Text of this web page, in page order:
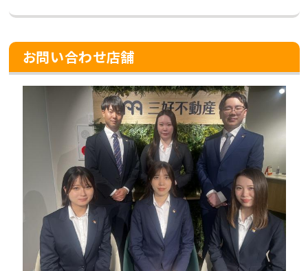
お問い合わせ店舗